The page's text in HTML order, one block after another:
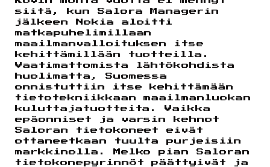
siitä, kun Salora Managerin
jälkeen Nokia aloitti
matkapuhelimillaan
maailmanvalloituksen itse
kehittämillään tuotteilla.
Vaatimattomista lähtökohdista
huolimatta, Suomessa
onnistuttiin itse kehittämään
tietotekniikkaan maailmanluokan
kuluttajatuotteita. Vaikka
epäonniset ja varsin kehnot
Saloran tietokoneet eivät
ottaneetkaan tuulta purjeisiin
markkinolla. Melko pian Saloran
tietokonepyrinnöt päättyivät ja